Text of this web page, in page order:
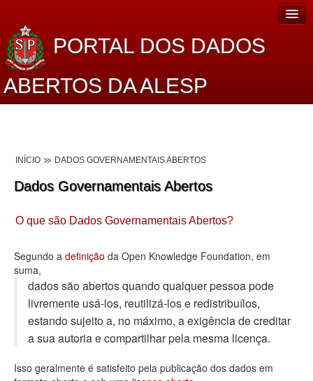
PORTAL DOS DADOS
ABERTOS DA ALESP
Lei de Acesso à Informação
Dados Governamentais Abertos
Planejamento
Catálogo de dados
Processo Legislativo
Deputados Estaduais
Administração
INÍCIO DADOS GOVERNAMENTAIS ABERTOS
Dados Governamentais Abertos
O que são Dados Governamentais Abertos?
Segundo a definição da Open Knowledge Foundation, em
suma,
dados são abertos quando qualquer pessoa pode
livremente usá-los, reutilizá-los e redistribuí­los,
estando sujeito a, no máximo, a exigência de creditar
a sua autoria e compartilhar pela mesma licença.
Isso geralmente é satisfeito pela publicação dos dados em